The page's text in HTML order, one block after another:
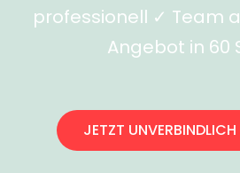
professionell ✓ Team
Angebot in 60
JETZT